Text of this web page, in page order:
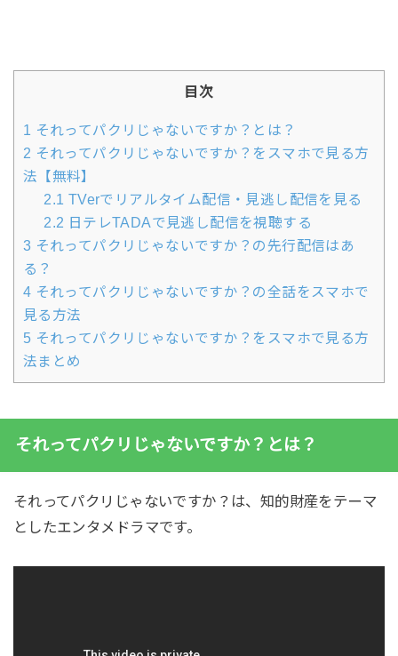
目次
1 それってパクリじゃないですか？とは？
2 それってパクリじゃないですか？をスマホで見る方
法【無料】
2.1 TVerでリアルタイム配信・見逃し配信を見る
2.2 日テレTADAで見逃し配信を視聴する
3 それってパクリじゃないですか？の先行配信はあ
る？
4 それってパクリじゃないですか？の全話をスマホで
見る方法
5 それってパクリじゃないですか？をスマホで見る方
法まとめ
それってパクリじゃないですか？とは？
それってパクリじゃないですか？は、知的財産をテーマ
としたエンタメドラマです。